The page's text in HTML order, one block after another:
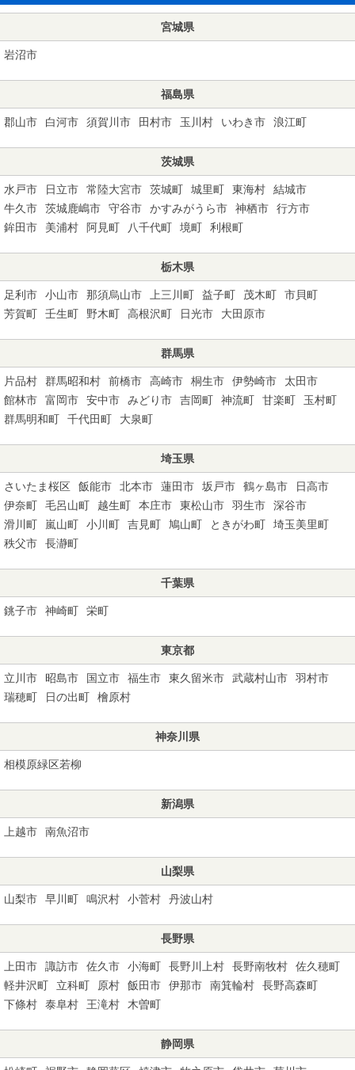
宮城県
岩沼市
福島県
郡山市 白河市 須賀川市 田村市 玉川村 いわき市 浪江町
茨城県
水戸市 日立市 常陸大宮市 茨城町 城里町 東海村
結城市
牛久市
茨城鹿嶋市 守谷市 かすみがうら市 神栖市
行方市
鉾田市
美浦村 阿見町 八千代町 境町 利根町
栃木県
足利市 小山市 那須烏山市 上三川町 益子町 茂木町
市貝町
芳賀町
壬生町 野木町 高根沢町 日光市 大田原市
群馬県
片品村 群馬昭和村 前橋市 高崎市 桐生市 伊勢崎市
太田市
館林市
富岡市 安中市 みどり市 吉岡町 神流町 甘楽町
玉村町
群馬明和町
千代田町 大泉町
埼玉県
さいたま桜区 飯能市 北本市 蓮田市 坂戸市 鶴ヶ島市
日高市
伊奈町
毛呂山町 越生町 本庄市 東松山市 羽生市
深谷市
滑川町
嵐山町 小川町 吉見町 鳩山町 ときがわ町
埼玉美里町
秩父市
長瀞町
千葉県
銚子市 神崎町 栄町
東京都
立川市 昭島市 国立市 福生市 東久留米市 武蔵村山市
羽村市
瑞穂町
日の出町 檜原村
神奈川県
相模原緑区若柳
新潟県
上越市 南魚沼市
山梨県
山梨市 早川町 鳴沢村 小菅村 丹波山村
長野県
上田市 諏訪市 佐久市 小海町 長野川上村 長野南牧村
佐久穂町
軽井沢町
立科町 原村 飯田市 伊那市 南箕輪村
長野高森町
下條村
泰阜村 王滝村 木曽町
静岡県